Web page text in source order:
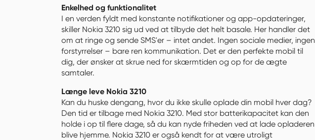
Enkelhed og funktionalitet
I en verden fyldt med konstante notifikationer og app-opdateringer,
skiller Nokia 3210 sig ud ved at tilbyde det helt basale. Her handler det
om at ringe og sende SMS'er – intet andet. Ingen sociale medier, ingen
forstyrrelser – bare ren kommunikation. Det er den perfekte mobil til
dig, der ønsker at skrue ned for skærmtiden og op for de ægte
samtaler.
Længe leve Nokia 3210
Kan du huske dengang, hvor du ikke skulle oplade din mobil hver dag?
Den tid er tilbage med Nokia 3210. Med stor batterikapacitet kan den
holde i op til flere dage, så du kan nyde friheden ved at lade opladeren
blive hjemme. Nokia 3210 er også kendt for at være utroligt